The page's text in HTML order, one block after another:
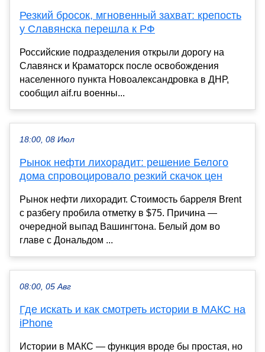
Резкий бросок, мгновенный захват: крепость
у Славянска перешла к РФ
Российские подразделения открыли дорогу на
Славянск и Краматорск после освобождения
населенного пункта Новоалександровка в ДНР,
сообщил aif.ru военны...
18:00, 08 Июл
Рынок нефти лихорадит: решение Белого
дома спровоцировало резкий скачок цен
Рынок нефти лихорадит. Стоимость барреля Brent
с разбегу пробила отметку в $75. Причина —
очередной выпад Вашингтона. Белый дом во
главе с Дональдом ...
08:00, 05 Авг
Где искать и как смотреть истории в МАКС на
iPhone
Истории в МАКС — функция вроде бы простая, но